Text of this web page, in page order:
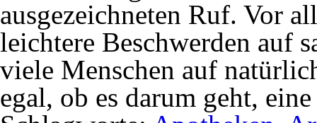
ausgezeichneten Ruf. Vor
leichtere Beschwerden auf
viele Menschen auf
egal, ob es darum geht,